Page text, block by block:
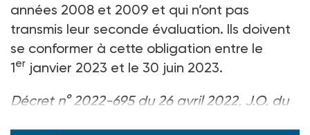
années 2008 et 2009 et qui n’ont pas
transmis leur seconde évaluation. Ils doivent
se conformer à cette obligation entre le
1er janvier 2023 et le 30 juin 2023.
Décret n° 2022-695 du 26 avril 2022, J.O. du